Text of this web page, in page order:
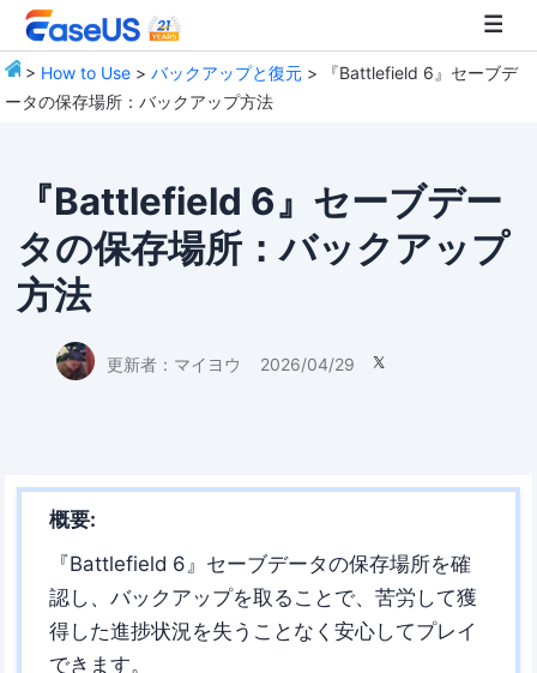
> How to Use >バックアップと復元 > 『Battlefield 6』セーブデ
ータの保存場所：バックアップ方法
『Battlefield 6』セーブデー
タの保存場所：バックアップ
方法
更新者： マイヨウ 2026/04/29 
概要:
『Battlefield 6』セーブデータの保存場所を確
認し、バックアップを取ることで、苦労して獲
得した進捗状況を失うことなく安心してプレイ
できます。